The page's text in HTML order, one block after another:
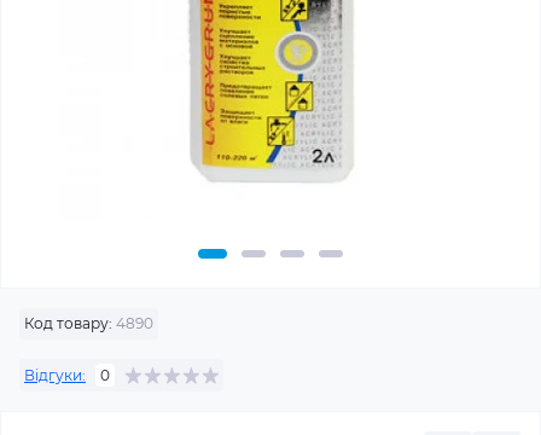
Код товару: 4890
Відгуки: 0